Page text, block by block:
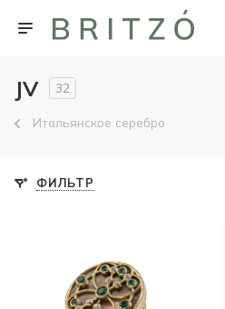
JV 32
Итальянское серебро
ФИЛЬТР